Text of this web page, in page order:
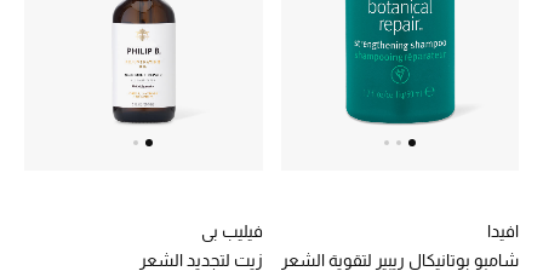
افيدا
شامبو بوتانيكال ريبير لتقوية الشعر
فيليب بي
زيت لتجديد الشعر